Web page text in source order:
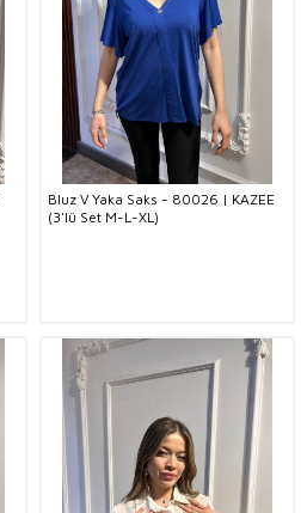
Bluz V Yaka Saks - 80026 | KAZEE
(3'lü Set M-L-XL)